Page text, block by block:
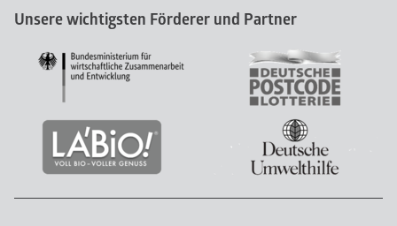
Unsere wichtigsten Förderer und Partner